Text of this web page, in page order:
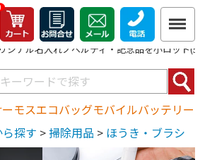
ジナル名入れノベルティ・記念品を小ロット
モスエコバッグモバイルバッテリー
探す >掃除用品 > ほうき・ブラシ